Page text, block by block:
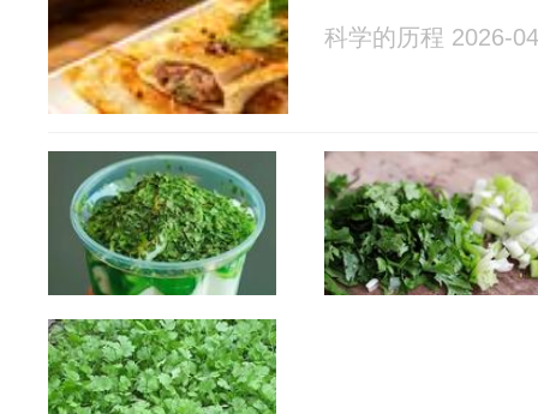
科学的历程 2026-